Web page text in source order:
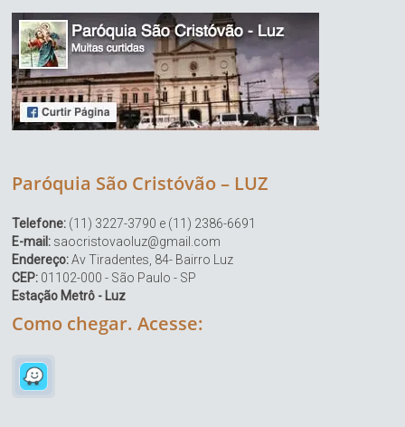
Paróquia São Cristóvão – LUZ
Telefone: (11) 3227-3790 e (11) 2386-6691
E-mail: saocristovaoluz@gmail.com
Endereço:Av Tiradentes, 84- Bairro Luz
CEP: 01102-000 - São Paulo - SP
Estação Metrô - Luz
Como chegar. Acesse: